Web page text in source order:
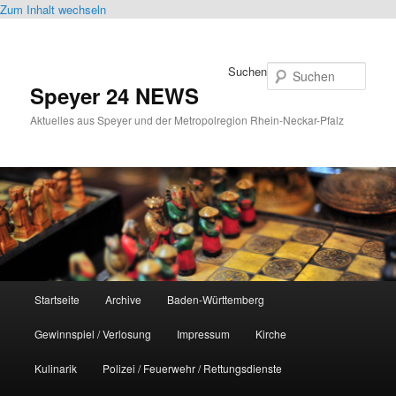
Zum Inhalt wechseln
Speyer 24 NEWS
Aktuelles aus Speyer und der Metropolregion Rhein-Neckar-Pfalz
Suchen
Startseite Archive Baden-Württemberg
Gewinnspiel / Verlosung Impressum Kirche
Kulinarik Polizei / Feuerwehr / Rettungsdienste